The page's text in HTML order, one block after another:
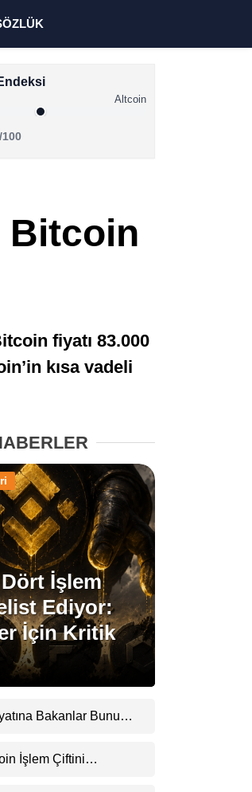
Altcoin Haberleri
Facebook
Instagram
Youtube
TikTok
Pinterest
Altcoin
/100
Bitcoin
fiyatı 83.000
kısa vadeli
İşlem
Ediyor:
İçin Kritik
Bakanlar Bunu
İşlem Çiftini